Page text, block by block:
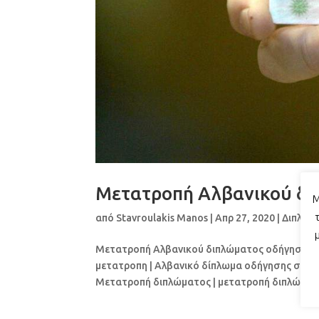
Μετατροπή Αλβανικού
από Stavroulakis Manos |Απρ 27, 2020 |
Μετατροπή Αλβανικού διπλώματος οδήγησης
μετατροπη | Αλβανικό δίπλωμα οδήγησης
Μετατροπή διπλώματος | μετατροπή